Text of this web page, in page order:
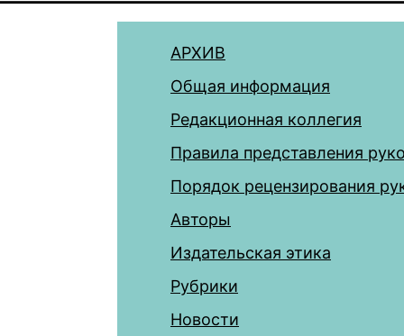
АРХИВ
Общая информация
Редакционная коллегия
Правила представления
Порядок рецензирования
Авторы
Издательская этика
Рубрики
Новости